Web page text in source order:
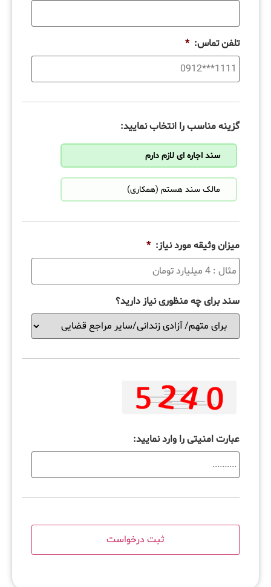
تلفن تماس: *
گزینه مناسب را انتخاب نمایید:
سند اجاره ای لازم دارم
مالک سند هستم (همکاری)
میزان وثیقه مورد نیاز: *
سند برای چه منظوری نیاز دارید؟
عبارت امنیتی را وارد نمایید: